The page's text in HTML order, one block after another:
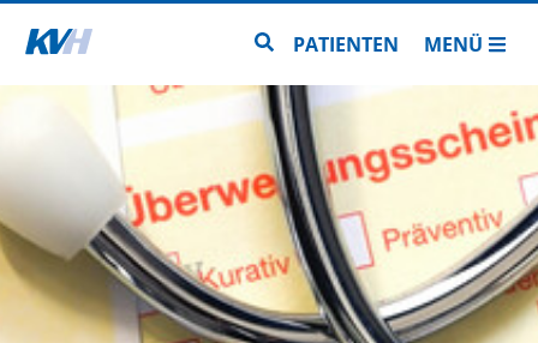
Zur Startseite Zur Seitensuche
PATIENTEN MENÜ